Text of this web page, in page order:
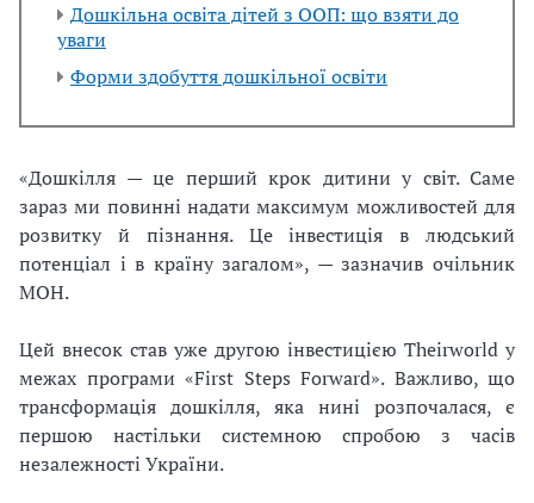
Дошкільна освіта дітей з ООП: що взяти до
уваги
Форми здобуття дошкільної освіти
«Дошкілля — це перший крок дитини у світ. Саме
зараз ми повинні надати максимум можливостей для
розвитку й пізнання. Це інвестиція в людський
потенціал і в країну загалом», — зазначив очільник
МОН.
Цей внесок став уже другою інвестицією Theirworld у
межах програми «First Steps Forward». Важливо, що
трансформація дошкілля, яка нині розпочалася, є
першою настільки системною спробою з часів
незалежності України.